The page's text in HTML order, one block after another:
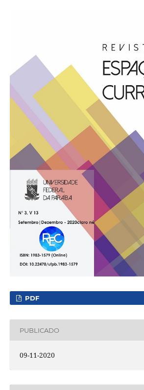
PDF
PUBLICADO
09-11-2020